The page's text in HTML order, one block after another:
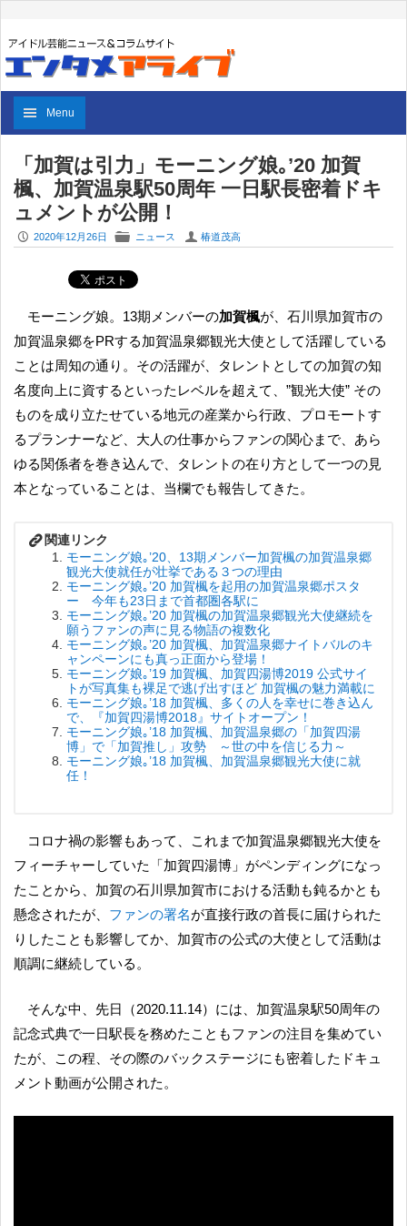
Menu
「加賀は引力」モーニング娘｡’20 加賀
楓、加賀温泉駅50周年 一日駅長密着ドキ
ュメントが公開！
P 2020年12月26日 F ニュース U 椿道茂高
モーニング娘。13期メンバーの加賀楓が、石川県加賀市の
加賀温泉郷をPRする加賀温泉郷観光大使として活躍している
ことは周知の通り。その活躍が、タレントとしての加賀の知
名度向上に資するといったレベルを超えて、”観光大使” その
ものを成り立たせている地元の産業から行政、プロモートす
るプランナーなど、大人の仕事からファンの関心まで、あら
ゆる関係者を巻き込んで、タレントの在り方として一つの見
本となっていることは、当欄でも報告してきた。
モーニング娘｡’20、13期メンバー加賀楓の加賀温泉郷
観光大使就任が壮挙である３つの理由
モーニング娘｡’20 加賀楓を起用の加賀温泉郷ポスタ
ー 今年も23日まで首都圏各駅に
モーニング娘｡’20 加賀楓の加賀温泉郷観光大使継続を
願うファンの声に見る物語の複数化
モーニング娘｡’20 加賀楓、加賀温泉郷ナイトバルのキ
ャンペーンにも真っ正面から登場！
モーニング娘｡’19 加賀楓、加賀四湯博2019 公式サイ
トが写真集も裸足で逃げ出すほど 加賀楓の魅力満載に
モーニング娘｡’18 加賀楓、多くの人を幸せに巻き込ん
で、『加賀四湯博2018』サイトオープン！
モーニング娘｡’18 加賀楓、加賀温泉郷の「加賀四湯
博」で「加賀推し」攻勢 ～世の中を信じる力～
モーニング娘｡’18 加賀楓、加賀温泉郷観光大使に就
任！
コロナ禍の影響もあって、これまで加賀温泉郷観光大使を
フィーチャーしていた「加賀四湯博」がペンディングになっ
たことから、加賀の石川県加賀市における活動も鈍るかとも
懸念されたが、 ファンの署名が直接行政の首長に届けられた
りしたことも影響してか、加賀市の公式の大使として活動は
順調に継続している。
そんな中、先日（2020.11.14）には、加賀温泉駅50周年の
記念式典で一日駅長を務めたこともファンの注目を集めてい
たが、この程、その際のバックステージにも密着したドキュ
メント動画が公開された。